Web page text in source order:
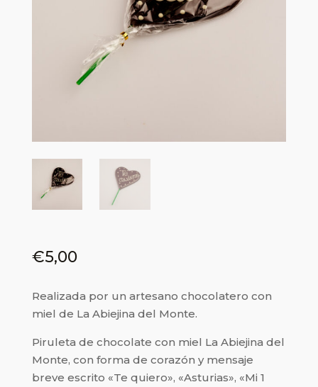
€5,00
Realizada por un artesano chocolatero con
miel de La Abiejina del Monte.
Piruleta de chocolate con miel La Abiejina del
Monte, con forma de corazón y mensaje
breve escrito «Te quiero», «Asturias», «Mi 1